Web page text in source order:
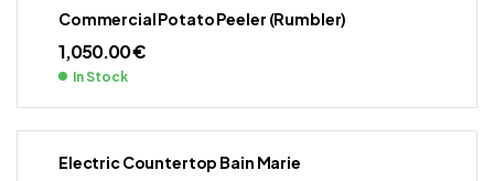
Commercial Potato Peeler (Rumbler)
1,050.00€
In Stock
Electric Countertop Bain Marie